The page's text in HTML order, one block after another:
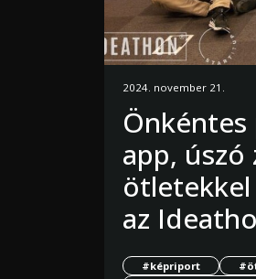
2024. november 21.
app,
az
#képriport